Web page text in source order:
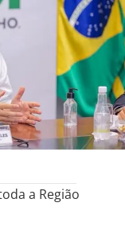
a Região